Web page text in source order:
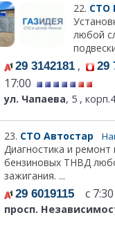
22. СТО
любой
29 3142181 , 29
17:00
ул. Чапаева, 5 , корп.4
23. СТО Автостар
Диагностика и
бензиновых ТНВД
зажигания. ...
29 6019115 с
просп.